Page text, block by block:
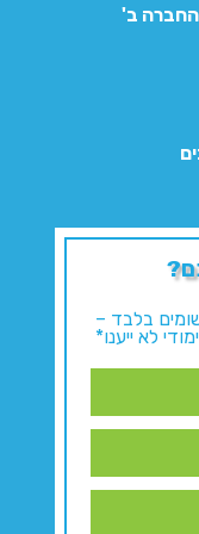
ב'
בלבד –
לא ייענו*